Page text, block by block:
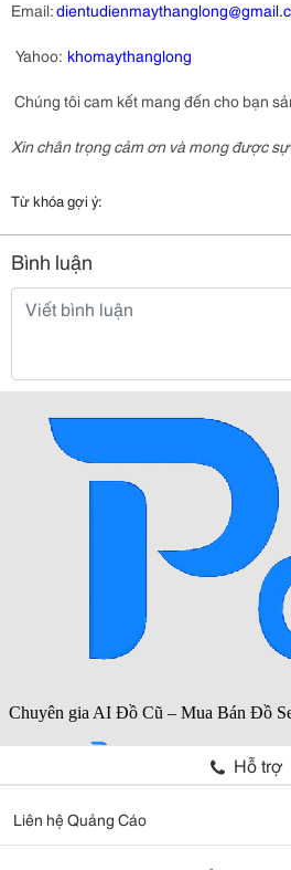
Email:
Yahoo: khomaythanglong
Chúng tôi cam kết mang đến cho bạn
Xin chân trọng cảm ơn và mong được
Từ khóa gợi ý:
Bình luận
Hỗ trợ
Liên hệ Quảng Cáo